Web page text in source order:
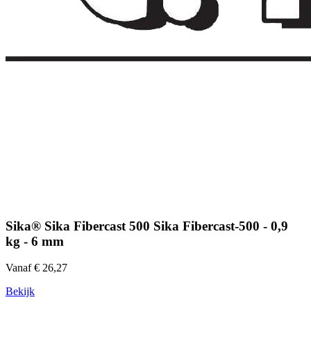
Sika® Sika Fibercast 500 Sika Fibercast-500 - 0,9
kg - 6 mm
Vanaf € 26,27
Bekijk